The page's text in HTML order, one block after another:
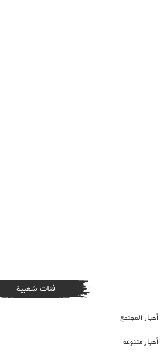
فئات شعبية
أخبار المجتمع
أخبار متنوعة